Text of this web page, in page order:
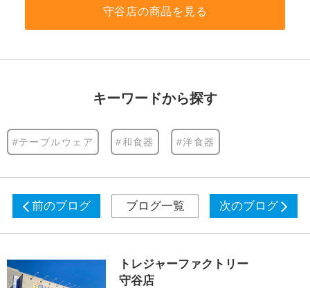
守谷店の商品を見る
キーワードから探す
#テーブルウェア #和食器 #洋食器
前のブログ ブログ一覧 次のブログ
トレジャーファクトリー
守谷店